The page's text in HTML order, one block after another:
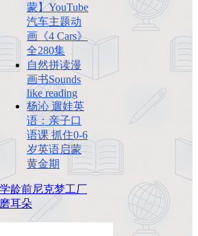
蒙】YouTube
汽车主题动
画《4 Cars》
全280集
自然拼读漫
画书Sounds
like reading
杨沁 遛娃英
语：亲子口
语课 抓住0-6
岁英语启蒙
黄金期
学龄前尼克梦工厂
磨耳朵